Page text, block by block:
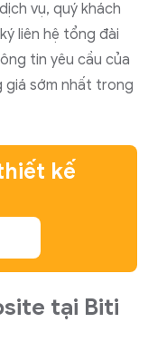
vụ, quý khách
liên hệ tổng đài
tin yêu cầu của
giá sớm nhất trong
kế
tại Biti